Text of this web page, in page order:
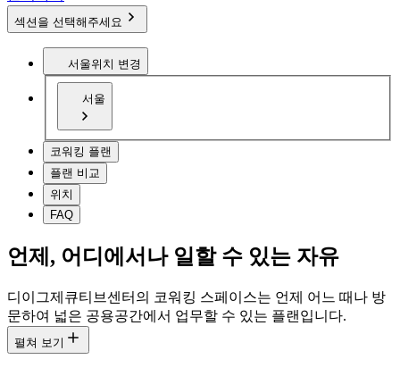
섹션을 선택해주세요
서울위치 변경
서울
코워킹 플랜
플랜 비교
위치
FAQ
언제, 어디에서나 일할 수 있는 자유
디이그제큐티브센터의 코워킹 스페이스는 언제 어느 때나 방
문하여 넓은 공용공간에서 업무할 수 있는 플랜입니다.
펼쳐 보기